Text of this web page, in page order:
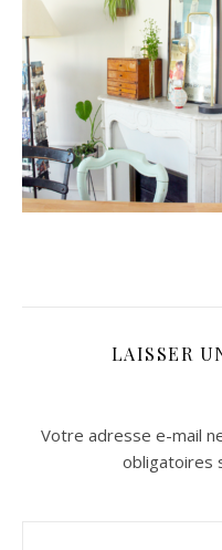
sur
sur
LAISSER
Votre adresse e-mail
obligatoires